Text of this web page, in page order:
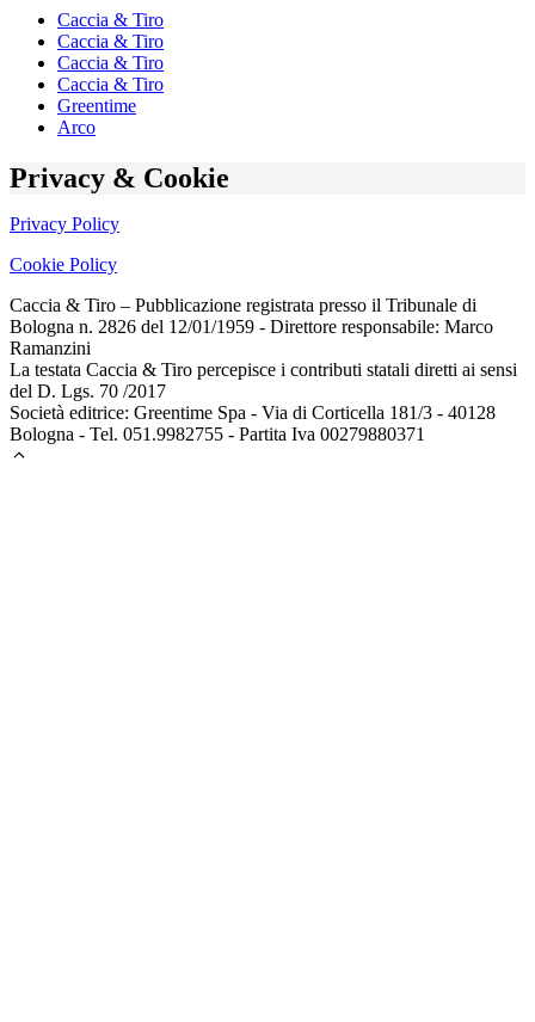
Caccia & Tiro
Caccia & Tiro
Caccia & Tiro
Caccia & Tiro
Greentime
Arco
Privacy & Cookie
Privacy Policy
Cookie Policy
Caccia & Tiro – Pubblicazione registrata presso il Tribunale di
Bologna n. 2826 del 12/01/1959 - Direttore responsabile: Marco
Ramanzini
La testata Caccia & Tiro percepisce i contributi statali diretti ai sensi
del D. Lgs. 70 /2017
Società editrice: Greentime Spa - Via di Corticella 181/3 - 40128
Bologna - Tel. 051.9982755 - Partita Iva 00279880371